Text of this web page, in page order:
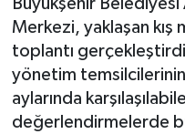
Büyükşehir
Merkezi, yaklaşan
toplantı
yönetim temsilcilerinin
aylarında
değerlendirmelerde
SİVİL TOPLUM
SOSYAL YAŞAM
ULUSAL
GÜNCEL
İLÇE HABERLERİ
İŞ DÜNYASI
Tüm Manşetler
Son Dakika
Haber Arşivi